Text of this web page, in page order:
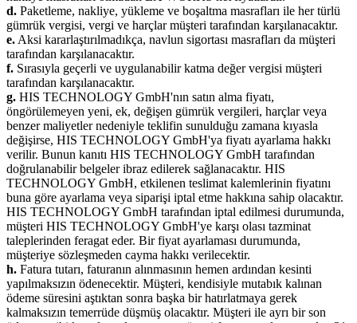
d. Paketleme, nakliye, yükleme ve boşaltma masrafları ile her türlü
gümrük vergisi, vergi ve harçlar müşteri tarafından karşılanacaktır.
e.Aksi kararlaştırılmadıkça, navlun sigortası masrafları da müşteri
tarafından karşılanacaktır.
f. Sırasıyla geçerli ve uygulanabilir katma değer vergisi müşteri
tarafından karşılanacaktır.
g. HIS TECHNOLOGY GmbH'nın satın alma fiyatı,
öngörülemeyen yeni, ek, değişen gümrük vergileri, harçlar veya
benzer maliyetler nedeniyle teklifin sunulduğu zamana kıyasla
değişirse, HIS TECHNOLOGY GmbH'ya fiyatı ayarlama hakkı
verilir. Bunun kanıtı HIS TECHNOLOGY GmbH tarafından
doğrulanabilir belgeler ibraz edilerek sağlanacaktır. HIS
TECHNOLOGY GmbH, etkilenen teslimat kalemlerinin fiyatını
buna göre ayarlama veya siparişi iptal etme hakkına sahip olacaktır.
HIS TECHNOLOGY GmbH tarafından iptal edilmesi durumunda,
müşteri HIS TECHNOLOGY GmbH'ye karşı olası tazminat
taleplerinden feragat eder. Bir fiyat ayarlaması durumunda,
müşteriye sözleşmeden cayma hakkı verilecektir.
h. Fatura tutarı, faturanın alınmasının hemen ardından kesinti
yapılmaksızın ödenecektir. Müşteri, kendisiyle mutabık kalınan
ödeme süresini aştıktan sonra başka bir hatırlatmaya gerek
kalmaksızın temerrüde düşmüş olacaktır. Müşteri ile ayrı bir son